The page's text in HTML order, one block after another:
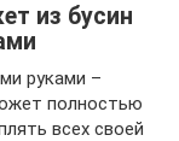
из бусин
руками –
полностью
всех своей